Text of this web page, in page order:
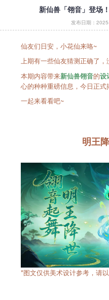
新仙兽「翎音」登场
发布日期：
仙友们日安，小花仙来咯~
上期有一些仙友猜测正确了，
本期内容带来新仙兽翎音的设
心的种种重磅信息，今日正式
一起来看看吧~
明王
*图文仅供美术设计参考，请